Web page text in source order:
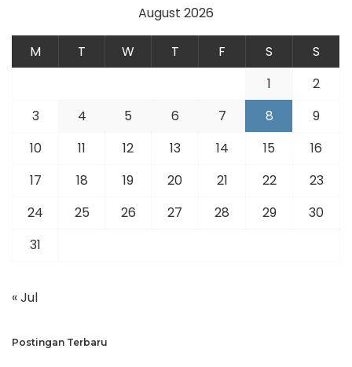
August 2026
M T W T F S
S
1
2
3
4 5 6 7 8
9
10
11 12 13 14 15
16
17
18 19 20 21 22
23
24
25 26 27 28 29
30
31
« Jul
Postingan Terbaru